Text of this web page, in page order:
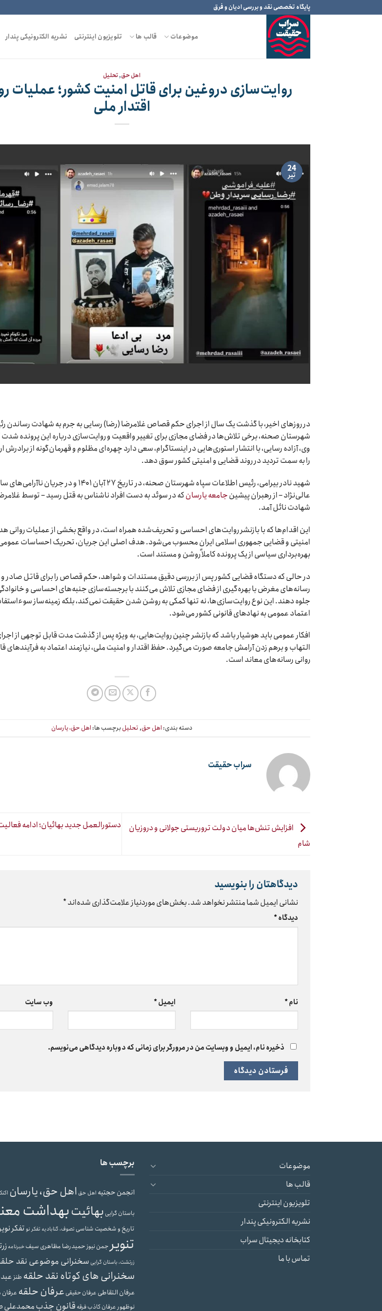
to
پایگاه تخصصی نقد و بررسی ادیان و فرق
موضوعات قالب ها تلویزیون اینترنتی نشریه الکترونیکی پندار
اهل حق,تحلیل
روایت‌سازی دروغین برای قاتل امنیت کشور؛ عملیات
اقتدار ملی
24
تیر
در روزهای اخیر، با گذشت یک سال از اجرای حکم قصاص غلامرضا (رضا) رسایی به جرم به شهادت رساندن
شهرستان صحنه، برخی تلاش‌ها در فضای مجازی برای تغییر واقعیت و روایت‌سازی درباره این پرونده
وی، آزاده رسایی، با انتشار استوری‌هایی در اینستاگرام، سعی دارد چهره‌ای مظلوم و قهرمان‌گونه از برادرش
را به سمت تردید در روند قضایی و امنیتی کشور سوق دهد.
شهید نادر بیرامی، رئیس اطلاعات سپاه شهرستان صحنه، در
عالی‌نژاد – از رهبران پیشینجامعه یارسانکه در سوئد به دست افراد ناشناس به قتل رسید – توسط
شهادت نائل آمد.
این اقدام‌ها که با بازنشر روایت‌های احساسی و تحریف‌شده همراه است، در واقع بخشی از عملیات روانی
امنیتی و قضایی جمهوری اسلامی ایران محسوب می‌شود. هدف اصلی این جریان، تحریک احساسات
بهره‌برداری سیاسی از یک پرونده کاملاً روشن و مستند است.
در حالی که دستگاه قضایی کشور پس از بررسی دقیق مستندات و شواهد، حکم قصاص را برای قاتل صادر و
رسانه‌های مغرض با بهره‌گیری از فضای مجازی تلاش می‌کنند با برجسته‌سازی جنبه‌های احساسی و
جلوه دهند. این نوع روایت‌سازی‌ها، نه تنها کمکی به روشن شدن حقیقت نمی‌کند، بلکه زمینه‌ساز
اعتماد عمومی به نهادهای قانونی کشور می‌شود.
افکار عمومی باید هوشیار باشد که بازنشر چنین روایت‌هایی، به ویژه پس از گذشت مدت قابل توجهی از
التهاب و برهم زدن آرامش جامعه صورت می‌گیرد. حفظ اقتدار و امنیت ملی، نیازمند اعتماد به فرآیندهای
روانی رسانه‌های معاند است.
دسته بندی: اهل حق,تحلیلبرچسب ها: اهل حق، یارسان
سراب حقیقت
افزایش تنش‌ها میان دولت تروریستی جولانی و دروزیان
شام
دستورالعمل جدید بهائیان؛ ادامه
دیدگاهتان را بنویسید
نشانی ایمیل شما منتشر نخواهد شد.بخش‌های موردنیاز علامت‌گذاری شده‌اند*
دیدگاه*
نام* ایمیل* وب‌ سایت
ذخیره نام، ایمیل و وبسایت من در مرورگر برای زمانی که دوباره دیدگاهی می‌نویسم.
موضوعات
قالب ها
تلویزیون اینترنتی
نشریه الکترونیکی پندار
کتابخانه دیجیتال سراب
تماس با ما
برچسب ها
انجمن حجتیه اهل حق اهل حق، یارسان
باستان گرایی بهائیتبهداشت
تاریخ و شخصیت شناسی تصوف، گنابادیه تفکر نوتفکر
تنویر جمن نیوزحمیدرضا مظاهری سیفخبرنامه
زرتشت، باستان گرایی سخنرانی موضوعی نقد
سخنرانی های کوتاه نقد حلقه طنز
عرفان التقاطی عرفان حقیقی عرفان حلقه
نوظهورعرفان کاذبفرقه قانون جذبمحمدعلی